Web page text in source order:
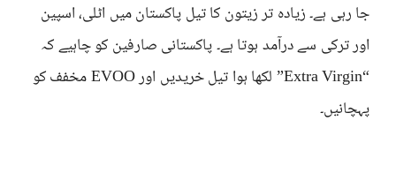
جا رہی ہے۔ زیادہ تر زیتون کا تیل پاکستان میں اٹلی، اسپین
اور ترکی سے درآمد ہوتا ہے۔ پاکستانی صارفین کو چاہیے کہ
“Extra Virgin” لکھا ہوا تیل خریدیں اور EVOO مخفف کو
پہچانیں۔